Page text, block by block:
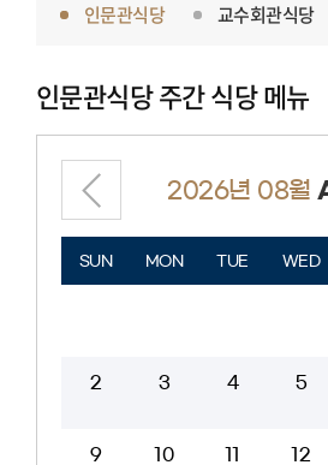
인문관식당 교수회관식당
인문관식당주간 식당 메뉴
2026년 08월
SUN MON TUE WED
2 3 4 5
9 10 12